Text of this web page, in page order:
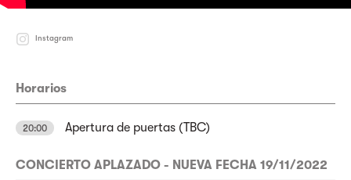
Instagram
Horarios
20:00 Apertura de puertas (TBC)
CONCIERTO APLAZADO - NUEVA FECHA 19/11/2022